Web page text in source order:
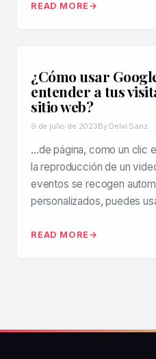
READ MORE
¿Cómo usar
entender a tus
sitio web?
9 de julio de 2023By Deivi Sanz
…de página, como un clic
la reproducción de un
eventos se recogen
personalizados, puedes
READ MORE